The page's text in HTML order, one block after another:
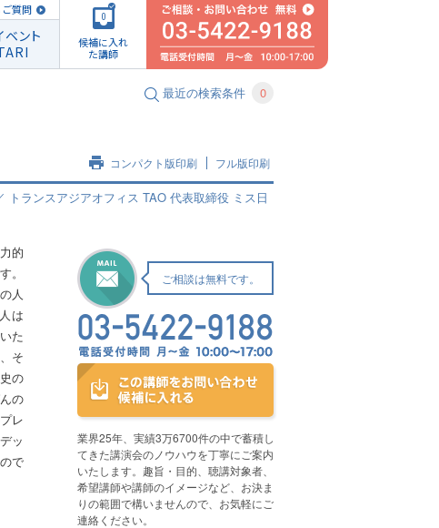
質問
ント
0
候補に入れ
た講師
最近の検索条件 0
コンパクト版印刷 フル版印刷
ランスアジアオフィス TAO 代表取締役 ミス日
的
。
人
は
た
そ
の
の
レ
ッ
で
ご相談は無料です。
業界25年、実績3万6700件の中で蓄積し
てきた講演会のノウハウを丁寧にご案内
いたします。趣旨・目的、聴講対象者、
希望講師や講師のイメージなど、お決ま
りの範囲で構いませんので、お気軽にご
連絡ください。